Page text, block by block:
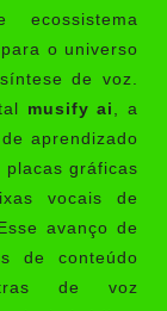
ecossistema
o universo
de voz.
musify ai
, a
aprendizado
gráficas
vocais de
avanço de
de conteúdo
de voz